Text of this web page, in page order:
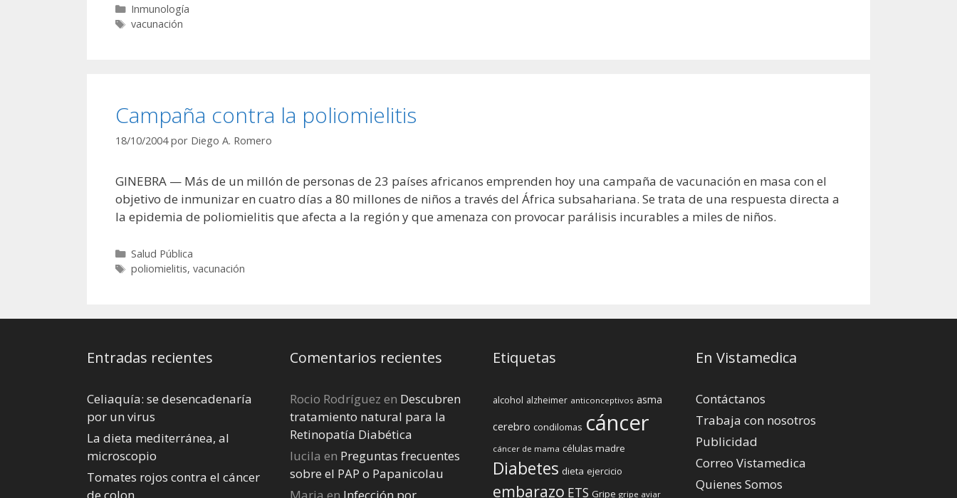
Categorías
Inmunología
Etiquetas
vacunación
Campaña contra la poliomielitis
18/10/2004 por Diego A. Romero
GINEBRA — Más de un millón de personas de 23 países africanos emprenden hoy una campaña de vacunación en masa con el
objetivo de inmunizar en cuatro días a 80 millones de niños a través del África subsahariana. Se trata de una respuesta directa a
la epidemia de poliomielitis que afecta a la región y que amenaza con provocar parálisis incurables a miles de niños.
Categorías
Salud Pública
Etiquetas
poliomielitis, vacunación
Entradas recientes
Celiaquía: se desencadenaría
por un virus
La dieta mediterránea, al
microscopio
Tomates rojos contra el cáncer
de colon
Comentarios recientes
Rocio Rodríguez en Descubren
tratamiento natural para la
Retinopatía Diabética
lucila en Preguntas frecuentes
sobre el PAP o Papanicolau
Maria en Infección por
Etiquetas
alcohol alzheimer anticonceptivos asma
cerebro condilomas cáncer
cáncer de mama células madre
Diabetes dieta ejercicio
embarazo ETS Gripe gripe aviar
En Vistamedica
Contáctanos
Trabaja con nosotros
Publicidad
Correo Vistamedica
Quienes Somos